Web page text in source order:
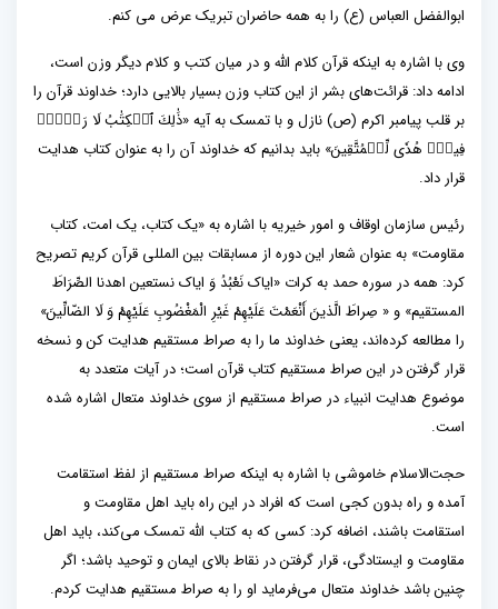
ابوالفضل العباس (ع) را به همه حاضران تبریک عرض می کنم.
وی با اشاره به اینکه قرآن کلام الله و در میان کتب و کلام دیگر وزن است،
ادامه داد: قرائت‌های بشر از این کتاب وزن بسیار بالایی دارد؛ خداوند قرآن را
بر قلب پیامبر اکرم (ص) نازل و با تمسک به آیه «ذَٰلِكَ ٱلۡكِتَٰبُ لَا رَيۡبَۛ
فِيهِۛ هُدٗى لِّلۡمُتَّقِينَ» باید بدانیم که خداوند آن را به عنوان کتاب هدایت
قرار داد.
رئیس سازمان اوقاف و امور خیریه با اشاره به «یک کتاب، یک امت، کتاب
مقاومت» به عنوان شعار این دوره از مسابقات بین المللی قرآن کریم تصریح
کرد: همه در سوره حمد به کرات «ایاک نَعْبُدُ وَ ایاک نستعین اهدنا الصِّرَاطَ
المستقیم» و « صِراطَ الَّذینَ أَنْعَمْتَ عَلَیْهِمْ غَیْرِ الْمَغْضُوبِ عَلَیْهِمْ وَ لَا الضّالِّینَ»
را مطالعه کرده‌اند، یعنی خداوند ما را به صراط مستقیم هدایت کن و نسخه
قرار گرفتن در این صراط مستقیم کتاب قرآن است؛ در آیات متعدد به
موضوع هدایت انبیاء در صراط مستقیم از سوی خداوند متعال اشاره شده
است.
حجت‌الاسلام خاموشی با اشاره به اینکه صراط مستقیم از لفظ استقامت
آمده و راه بدون کجی است که افراد در این راه باید اهل مقاومت و
استقامت باشند، اضافه کرد: کسی که به کتاب الله تمسک می‌کند، باید اهل
مقاومت و ایستادگی، قرار گرفتن در نقاط بالای ایمان و توحید باشد؛ اگر
چنین باشد خداوند متعال می‌فرماید او را به صراط مستقیم هدایت کردم.